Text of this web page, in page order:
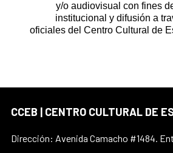
y/o audiovisual con fines
institucional y difusión a
oficiales del Centro Cultural de
CCEB | CENTRO CULTURAL DE
Dirección: Avenida Camacho #1484.